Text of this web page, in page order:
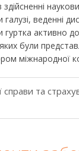
галузі, веденні
гуртка активно
були
міжнародної
справи та